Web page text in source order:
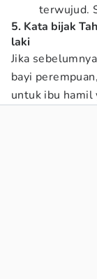
terwujud.
5. Kata bijak
laki
Jika
bayi
untuk ibu hamil